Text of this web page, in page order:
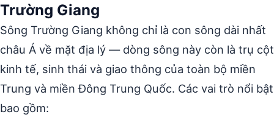
Trường Giang
Sông Trường Giang không chỉ là con sông dài nhất
châu Á về mặt địa lý — dòng sông này còn là trụ cột
kinh tế, sinh thái và giao thông của toàn bộ miền
Trung và miền Đông Trung Quốc. Các vai trò nổi bật
bao gồm: